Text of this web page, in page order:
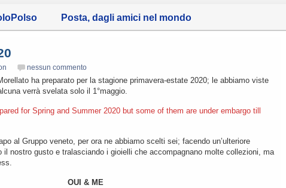
Posta, dagli amici nel mondo
nessun commento
ha preparato per la stagione primavera-estate 2020; le abbiamo viste
verrà svelata solo il 1°maggio.
for Spring and Summer 2020 but some of them are under embargo till
al Gruppo veneto, per ora ne abbiamo scelti sei; facendo un’ulteriore
il nostro gusto e tralasciando i gioielli che accompagnano molte collezioni, ma
OUI & ME